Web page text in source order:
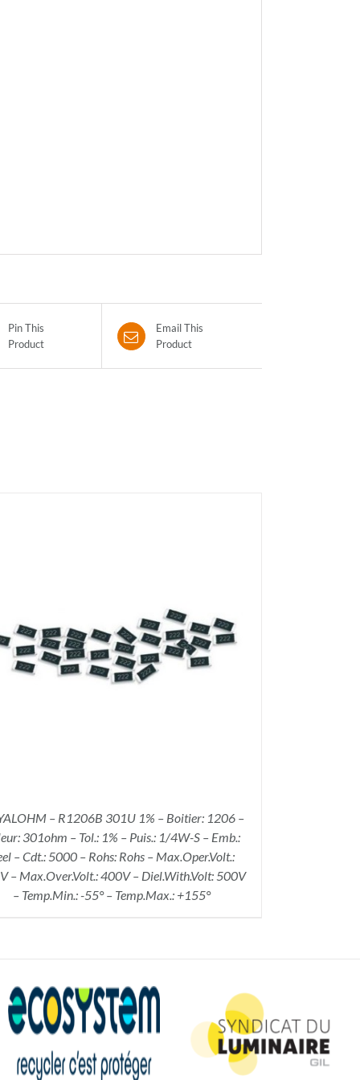
Pin This
Product
Email This
Product
– R1206B 301U 1% – Boitier: 1206 –
301ohm – Tol.: 1% – Puis.: 1/4W-S – Emb.:
– Cdt.: 5000 – Rohs: Rohs – Max.Oper.Volt.:
– Max.Over.Volt.: 400V – Diel.With.Volt: 500V
– Temp.Min.: -55° – Temp.Max.: +155°